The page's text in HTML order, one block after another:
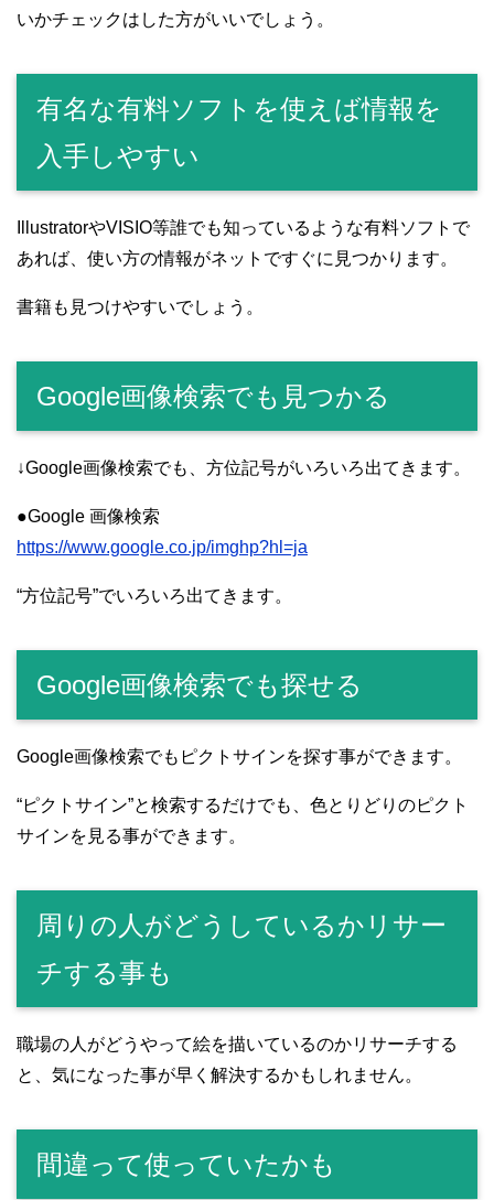
いかチェックはした方がいいでしょう。
有名な有料ソフトを使えば情報を
入手しやすい
IllustratorやVISIO等誰でも知っているような有料ソフトで
あれば、使い方の情報がネットですぐに見つかります。
書籍も見つけやすいでしょう。
Google画像検索でも見つかる
↓Google画像検索でも、方位記号がいろいろ出てきます。
●Google 画像検索
https://www.google.co.jp/imghp?hl=ja
“方位記号”でいろいろ出てきます。
Google画像検索でも探せる
Google画像検索でもピクトサインを探す事ができます。
“ピクトサイン”と検索するだけでも、色とりどりのピクト
サインを見る事ができます。
周りの人がどうしているかリサー
チする事も
職場の人がどうやって絵を描いているのかリサーチする
と、気になった事が早く解決するかもしれません。
間違って使っていたかも